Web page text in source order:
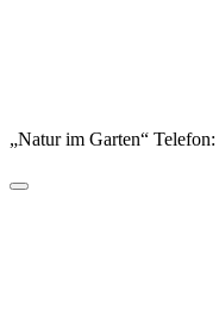
„Natur im Garten“ Telefon: